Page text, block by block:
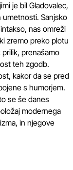
je bil Gladovalec,
Sanjsko
nas omreži
zremo preko plotu
prenašamo
teh zgodb.
kakor da se pred
s humorjem.
se še danes
modernega
in njegove